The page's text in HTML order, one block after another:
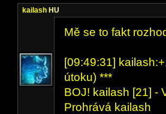
kailash HU
Mě se to fakt
[09:49:31]
útoku) ***
BOJ! kailash [21] -
Prohrává kailash